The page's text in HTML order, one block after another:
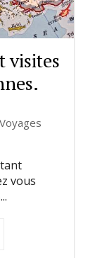
visites
Voyages
vous